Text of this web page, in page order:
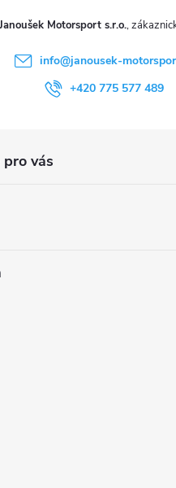
Janoušek Motorsport s.r.o.
info@janousek-
+420 775 577 489
vás